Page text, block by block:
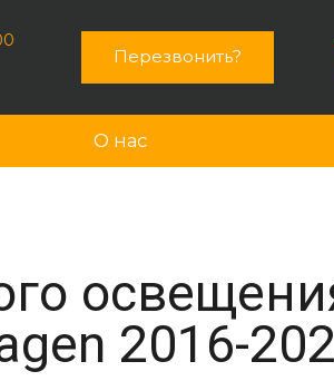
Перезвонить?
О нас
2016-